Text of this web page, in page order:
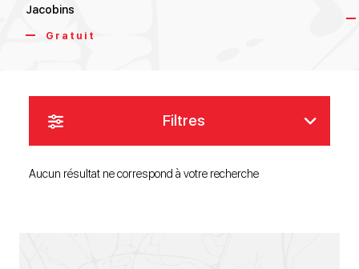
Jacobins
Gratuit
Filtres
Aucun résultat ne correspond à votre recherche